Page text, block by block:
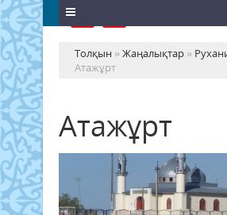
Толқын »Жаңалықтар »
Атажұрт
Атажұрт